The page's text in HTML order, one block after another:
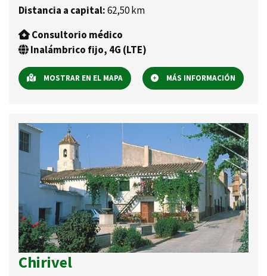
Distancia a capital:62,50 km
Consultorio médico
Inalámbrico fijo, 4G (LTE)
MOSTRAR EN EL MAPA MÁS INFORMACIÓN
Chirivel